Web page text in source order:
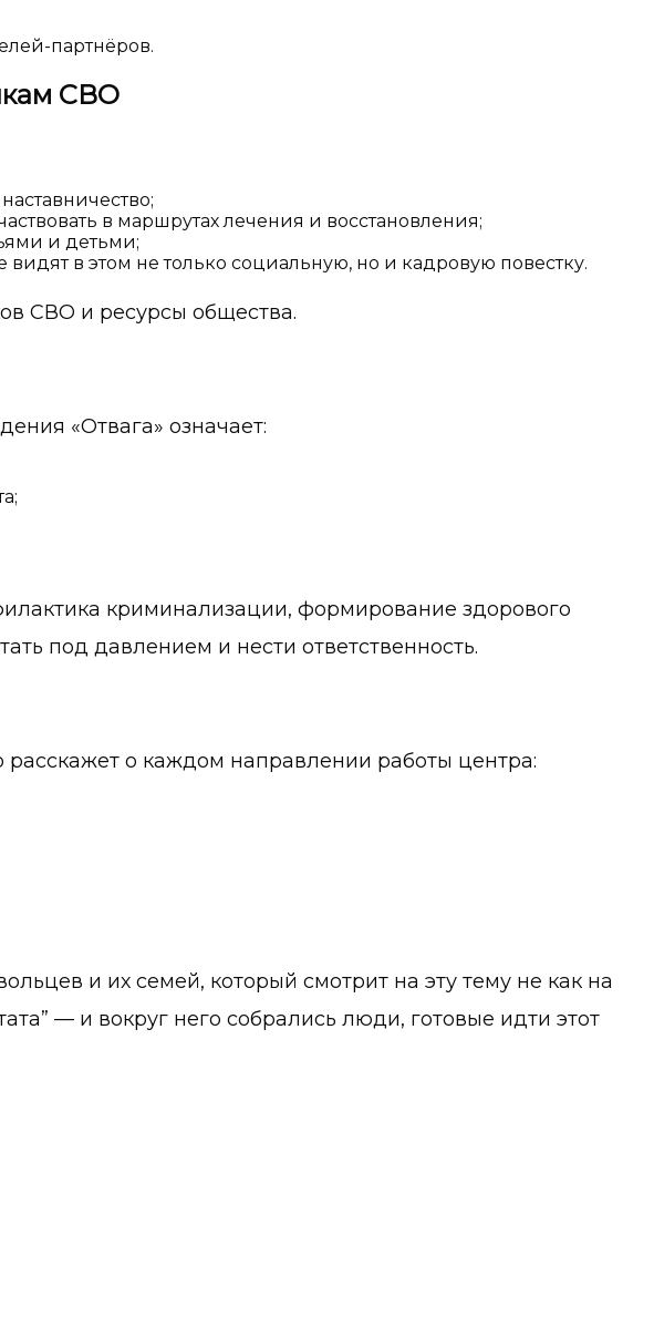
партнёров.
СВО
в маршрутах лечения и восстановления;
и детьми;
в этом не только социальную, но и кадровую повестку.
СВО и ресурсы общества.
«Отвага» означает:
криминализации, формирование здорового
под давлением и нести ответственность.
о каждом направлении работы центра:
и их семей, который смотрит на эту тему не как на
— и вокруг него собрались люди, готовые идти этот